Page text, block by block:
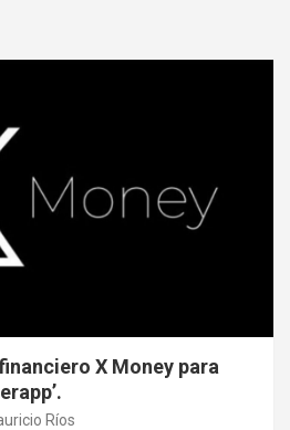
X Money para
Ríos